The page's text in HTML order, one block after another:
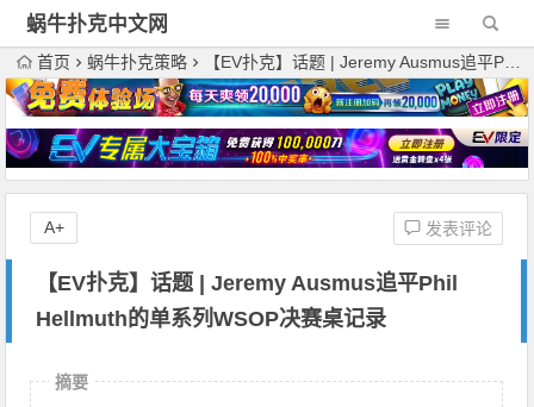
蜗牛扑克中文网
首页 蜗牛扑克策略 【EV扑克】话题 | Jeremy Ausmus追平Phil Hellmuth的单系列WSOP决赛桌记录
【EV扑克】话题 | Jeremy Ausmus追平Phil
Hellmuth的单系列WSOP决赛桌记录
发表评论
A+
摘要